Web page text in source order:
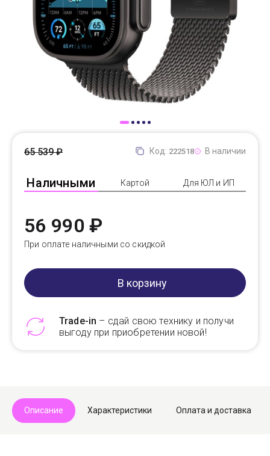
Самовывоз
Trade-In
Код: 222518 В наличии
Наличными Картой Для ЮЛ и ИП
65 539 ₽
56 990 ₽
При оплате наличными со скидкой
В корзину
Trade-in – сдай свою технику и получи
выгоду при приобретении новой!
Описание Характеристики Оплата и доставка